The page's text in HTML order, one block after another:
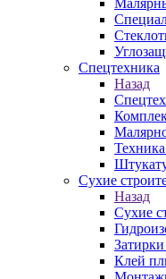
Спецтехника
Назад
Сухие
Назад
Сухие
Клей